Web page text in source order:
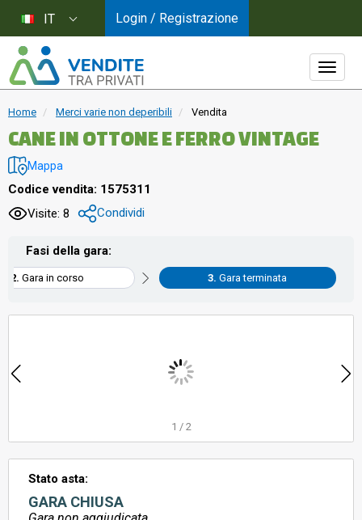
Home Merci varie non deperibili Vendita
CANE IN OTTONE E FERRO VINTAGE
Mappa
Codice vendita: 1575311
Visite: 8
Condividi
Fasi della gara:
Gara in corso Gara terminata
1 / 2
Stato asta:
GARA CHIUSA
IT Login / Registrazione